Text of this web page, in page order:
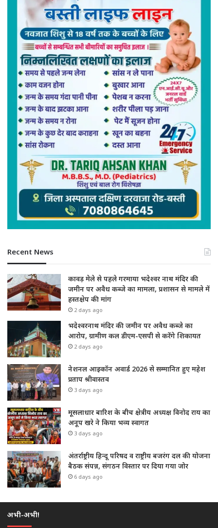
Recent News
कावड़ मेले से पहले गरमाया भदेश्वर नाथ मंदिर की
जमीन पर अवैध कब्जे का मामला, प्रशासन से मामले में
हस्तक्षेप की मांग
2 days ago
भदेश्वरनाथ मंदिर की जमीन पर अवैध कब्जे का
आरोप, ग्रामीण कल डीएम-एसपी से करेंगे शिकायत
2 days ago
नेशनल आइकॉन अवार्ड 2026 से सम्मानित हुए महेश
प्रताप श्रीवास्तव
3 days ago
मूसलाधार बारिश के बीच क्षेत्रीय अध्यक्ष विनोद राय का
अनूप खरे ने किया भव्य स्वागत
3 days ago
अंतर्राष्ट्रीय हिन्दू परिषद व राष्ट्रीय बजरंग दल की योजना
बैठक संपन्न, संगठन विस्तार पर दिया गया जोर
6 days ago
अभी-अभी!